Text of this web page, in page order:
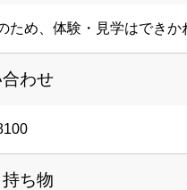
ため、体験・見学はできか
わせ
ち物